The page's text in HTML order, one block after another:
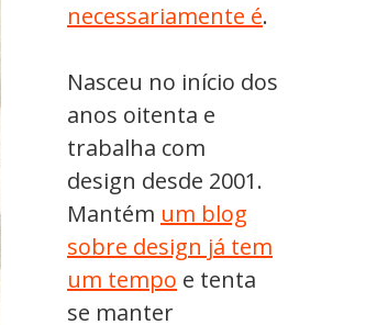
necessariamente é.
Nasceu no início dos
anos oitenta e
trabalha com
design desde 2001.
Mantém um blog
sobre design já tem
um tempo e tenta
se manter